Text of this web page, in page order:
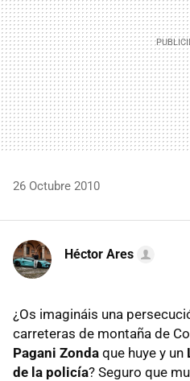
26 Octubre 2010
Héctor Ares
¿Os imagináis una
carreteras de montaña de
Pagani Zonda que huye y un
de la policía? Seguro que